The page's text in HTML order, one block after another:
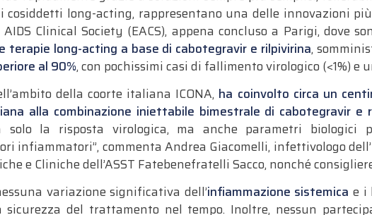
cosiddetti long-acting, rappresentano una delle innovazioni
Clinical Society (EACS), appena concluso a Parigi, dove
terapie long-acting a base di cabotegravir e rilpivirina,
al 90%, con pochissimi casi di fallimento virologico (<1%) e
della coorte italiana ICONA, ha coinvolto circa un
alla combinazione iniettabile bimestrale di cabotegravir e
la risposta virologica, ma anche parametri biologici
infiammatori”, commenta Andrea Giacomelli, infettivologo
e Cliniche dell’ASST Fatebenefratelli Sacco, nonché
variazione significativa dell’infiammazione sistemica e i
sicurezza del trattamento nel tempo. Inoltre, nessun